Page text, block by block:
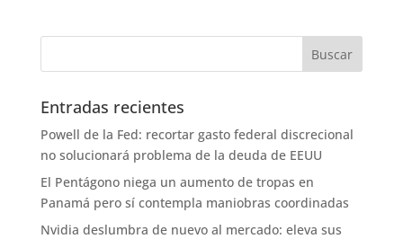
Entradas recientes
Powell de la Fed: recortar gasto federal discrecional
no solucionará problema de la deuda de EEUU
El Pentágono niega un aumento de tropas en
Panamá pero sí contempla maniobras coordinadas
Nvidia deslumbra de nuevo al mercado: eleva sus